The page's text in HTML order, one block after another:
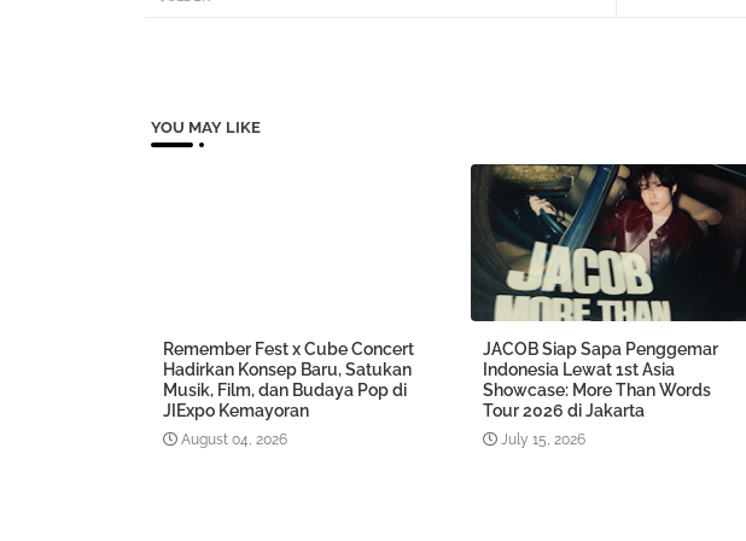
YOU MAY LIKE
Remember Fest x Cube Concert
Hadirkan Konsep Baru, Satukan
Musik, Film, dan Budaya Pop di
JIExpo Kemayoran
August 04, 2026
JACOB Siap Sapa Penggemar
Indonesia Lewat 1st Asia
Showcase: More Than Words
Tour 2026 di Jakarta
July 15, 2026